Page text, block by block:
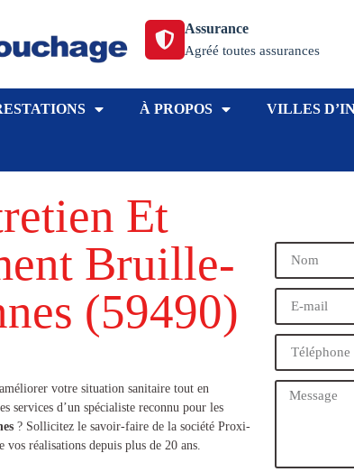
Assurance
Agréé toutes assurances
À PROPOS VILLES
Et
Bruille-
(59490​)
votre situation sanitaire tout en
services d’un spécialiste reconnu pour les
? Sollicitez le savoir-faire de la société Proxi-
réalisations depuis plus de 20 ans.